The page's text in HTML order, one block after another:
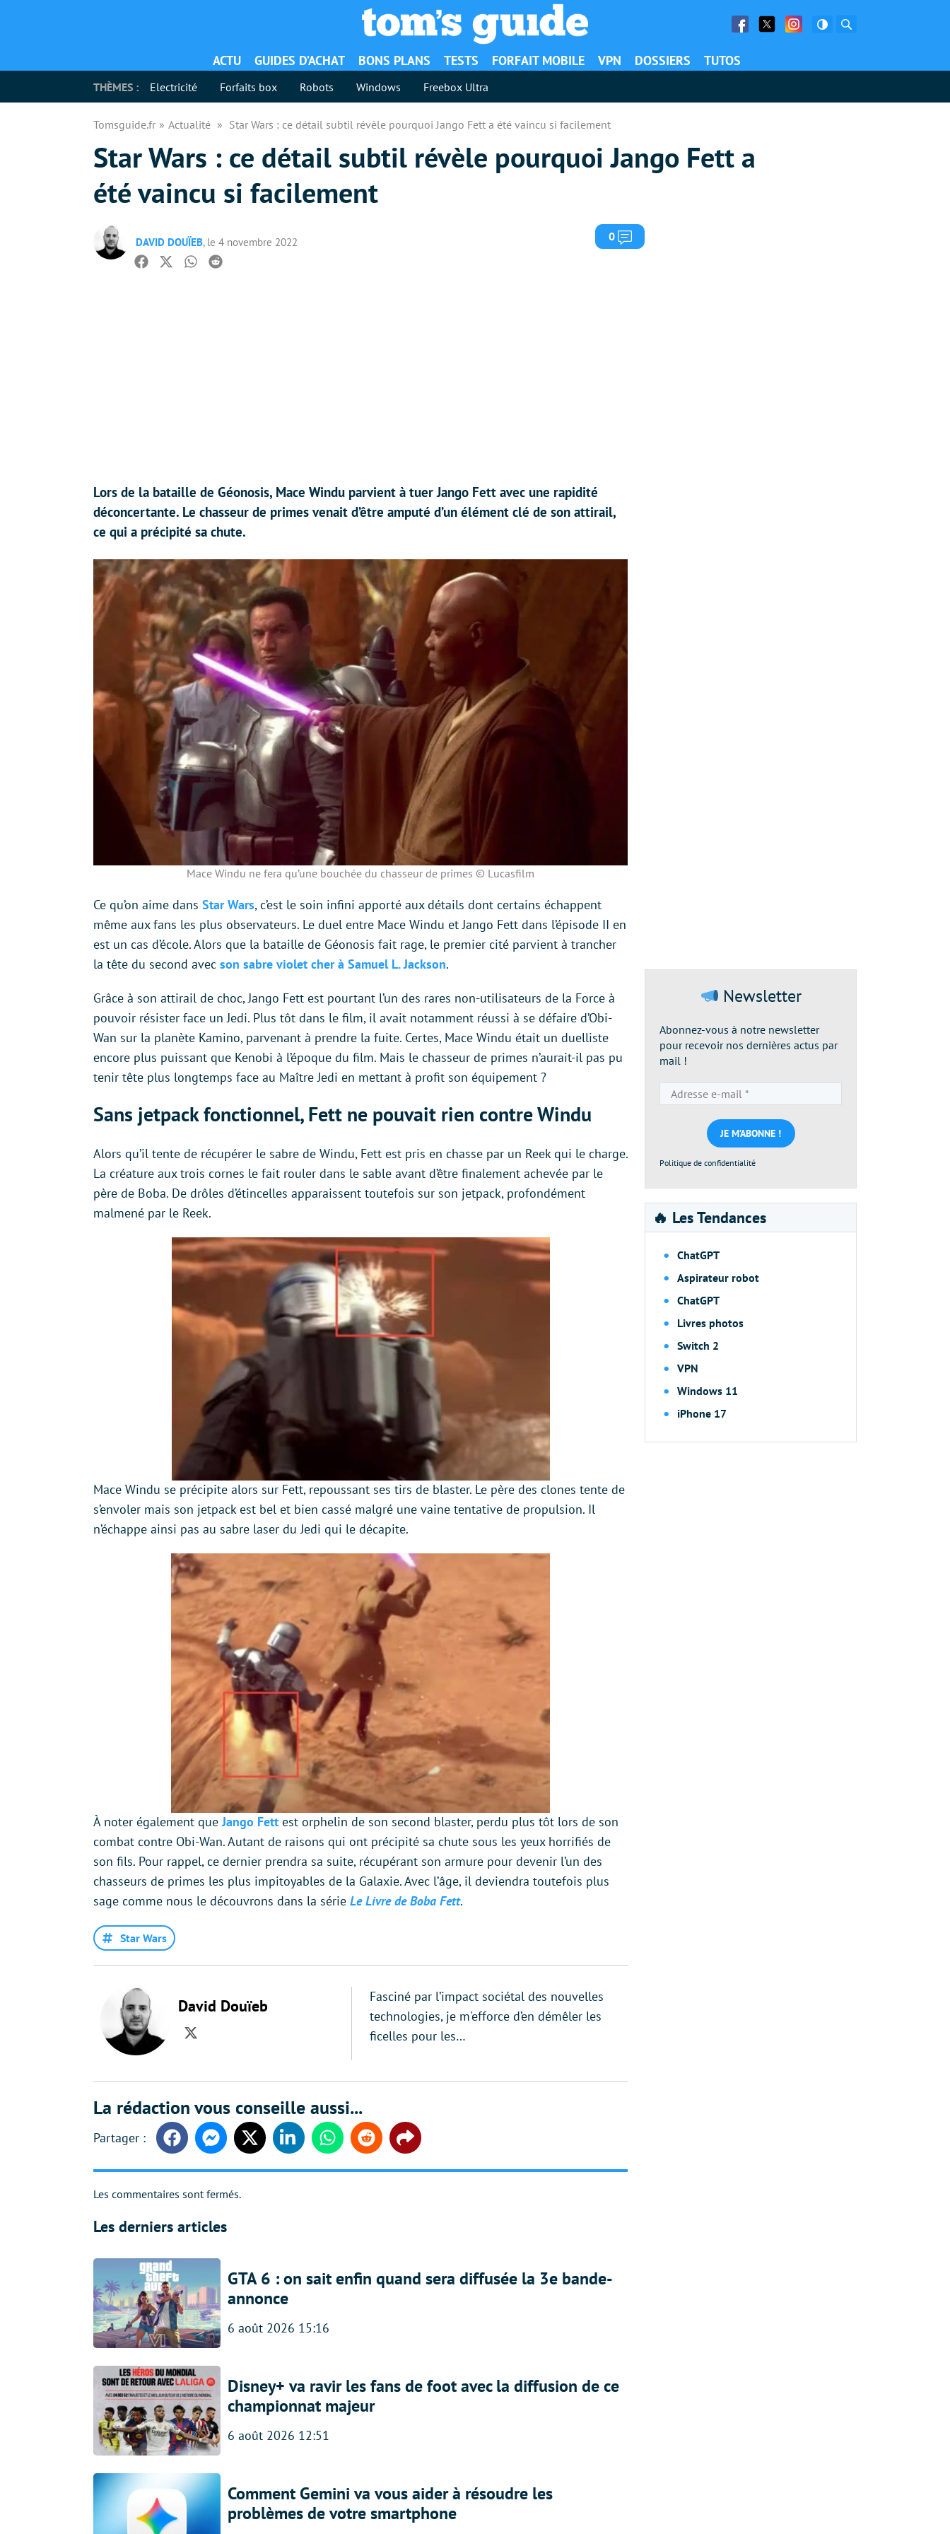
Facebook
Twitter Facebook
ACTU GUIDES D’ACHAT BONS PLANS TESTS FORFAIT MOBILE VPN DOSSIERS TUTOS
THÈMES : Electricité Forfaits box Robots Windows Freebox Ultra
Tomsguide.fr Actualité Star Wars : ce détail subtil révèle pourquoi Jango Fett a été vaincu si facilement
Star Wars : ce détail subtil révèle pourquoi Jango Fett a
été vaincu si facilement
DAVID DOUÏEB, le 4 novembre 2022 0 Commentaires
Facebook
TwitterWhatsapp
Reddit
Lors de la bataille de Géonosis, Mace Windu parvient à tuer Jango Fett avec une rapidité
déconcertante. Le chasseur de primes venait d’être amputé d’un élément clé de son attirail,
ce qui a précipité sa chute.
Mace Windu ne fera qu’une bouchée du chasseur de primes © Lucasfilm
Ce qu’on aime dans Star Wars, c’est le soin infini apporté aux détails dont certains échappent
même aux fans les plus observateurs. Le duel entre Mace Windu et Jango Fett dans l’épisode II en
est un cas d’école. Alors que la bataille de Géonosis fait rage, le premier cité parvient à trancher
la tête du second avec son sabre violet cher à Samuel L. Jackson.
Grâce à son attirail de choc, Jango Fett est pourtant l’un des rares non-utilisateurs de la Force à
pouvoir résister face un Jedi. Plus tôt dans le film, il avait notamment réussi à se défaire d’Obi-
Wan sur la planète Kamino, parvenant à prendre la fuite. Certes, Mace Windu était un duelliste
encore plus puissant que Kenobi à l’époque du film. Mais le chasseur de primes n’aurait-il pas pu
tenir tête plus longtemps face au Maître Jedi en mettant à profit son équipement ?
Sans jetpack fonctionnel, Fett ne pouvait rien contre Windu
Alors qu’il tente de récupérer le sabre de Windu, Fett est pris en chasse par un Reek qui le charge.
La créature aux trois cornes le fait rouler dans le sable avant d’être finalement achevée par le
père de Boba. De drôles d’étincelles apparaissent toutefois sur son jetpack, profondément
malmené par le Reek.
Mace Windu se précipite alors sur Fett, repoussant ses tirs de blaster. Le père des clones tente de
s’envoler mais son jetpack est bel et bien cassé malgré une vaine tentative de propulsion. Il
n’échappe ainsi pas au sabre laser du Jedi qui le décapite.
À noter également queJango Fett est orphelin de son second blaster, perdu plus tôt lors de son
combat contre Obi-Wan. Autant de raisons qui ont précipité sa chute sous les yeux horrifiés de
son fils. Pour rappel, ce dernier prendra sa suite, récupérant son armure pour devenir l’un des
chasseurs de primes les plus impitoyables de la Galaxie. Avec l’âge, il deviendra toutefois plus
sage comme nous le découvrons dans la série Le Livre de Boba Fett.
Star Wars
David Douïeb
Twitter
Fasciné par l’impact sociétal des nouvelles
technologies, je m'efforce d’en démêler les
ficelles pour les…
La rédaction vous conseille aussi...
FacebookMessengerTwitter LinkedinWhatsappReddit Share
Les commentaires sont fermés.
Les derniers articles
GTA 6 : on sait enfin quand sera diffusée la 3e bande-
annonce
6 août 2026 15:16
Disney+ va ravir les fans de foot avec la diffusion de ce
championnat majeur
6 août 2026 12:51
Comment Gemini va vous aider à résoudre les
problèmes de votre smartphone
Newsletter
Abonnez-vous à notre newsletter
pour recevoir nos dernières actus par
mail !
e-
mail
*
Politique de confidentialité
🔥 Les Tendances
ChatGPT
Aspirateur robot
ChatGPT
Livres photos
Switch 2
VPN
Windows 11
iPhone 17